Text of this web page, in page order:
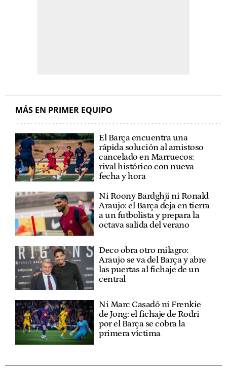
MÁS EN PRIMER EQUIPO
El Barça encuentra una
rápida solución al amistoso
cancelado en Marruecos:
rival histórico con nueva
fecha y hora
Ni Roony Bardghji ni Ronald
Araujo: el Barça deja en tierra
a un futbolista y prepara la
octava salida del verano
Deco obra otro milagro:
Araujo se va del Barça y abre
las puertas al fichaje de un
central
Ni Marc Casadó ni Frenkie
de Jong: el fichaje de Rodri
por el Barça se cobra la
primera víctima